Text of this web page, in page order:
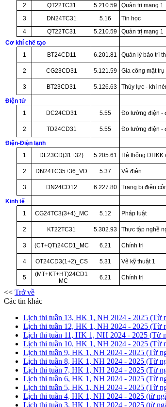
2
QT22TC31 5.210.59 Quản trị mạng 1
3
DN24TC31 5.16 Tin học
4
QT22TC31 5.210.59 Quản trị mạng 1
Cơ khí chế tạo
1
BT24CD11 6.201.81 Quản lý bảo trì
2 CG23CD31 5.121.59 Gia công mặt
3 BT23CD31 5.126.63 Thủy lực - khí
Điện tử
1
DC24CD31 5.55 Đo lường điện -
2 TD24CD31 5.55 Đo lường điện -
Điện-Điện lạnh
1
DL23CD(31+32) 5.205.61 Hệ thống ĐHKK
2 DN24TC35+36_VĐ 5.37 Vẽ điện
3 DN24CD12 6.227.80 Trang bị điện
Kinh tế
1
CG24TC3(3+4)_MC 5.12 Pháp luật
2 KT22TC31 5.302.93 Thực tập nghề
3 (CT+QT)24CD1_MC 6.21 Chính trị
4 OT24CD3(1+2)_CS 5.31 Vẽ kỹ thuật 1
5
(MT+KT+HT)24CD1
_MC
6.21 Chính trị
<< Trở về
Các tin khác
Lịch thi tuần 13, HK 1, NH 2024 - 2025 (Từ
Lịch thi tuần 12, HK 1, NH 2024 - 2025 (Từ
Lịch thi tuần 11, HK 1, NH 2024 - 2025 (Từ
Lịch thi tuần 10, HK 1, NH 2024 - 2025 (Từ
Lịch thi tuần 9, HK 1, NH 2024 - 2025 (Từ
Lịch thi tuần 8, HK 1, NH 2024 - 2025 (Từ
Lịch thi tuần 7, HK 1, NH 2024 - 2025 (Từ
Lịch thi tuần 6, HK 1, NH 2024 - 2025 (Từ
Lịch thi tuần 5, HK 1, NH 2024 - 2025 (Từ
Lịch thi tuần 4, HK 1, NH 2024 - 2025 (từ
Lịch thi tuần 3, HK 1, NH 2024 - 2025 (từ